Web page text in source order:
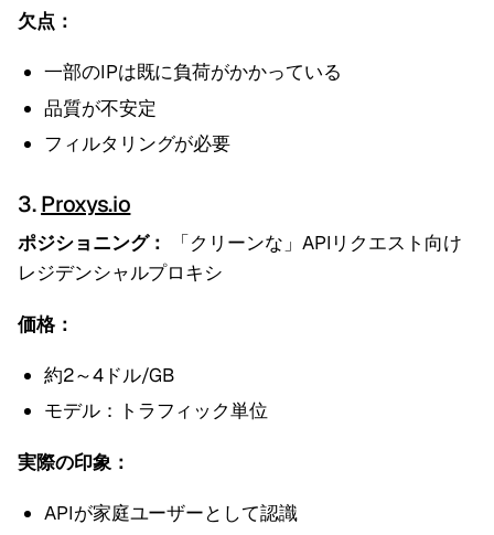
欠点：
一部のIPは既に負荷がかかっている
品質が不安定
フィルタリングが必要
3.Proxys.io
ポジショニング：
「クリーンな」APIリクエスト向け
レジデンシャルプロキシ
価格：
約2～4ドル/GB
モデル：トラフィック単位
実際の印象：
APIが家庭ユーザーとして認識